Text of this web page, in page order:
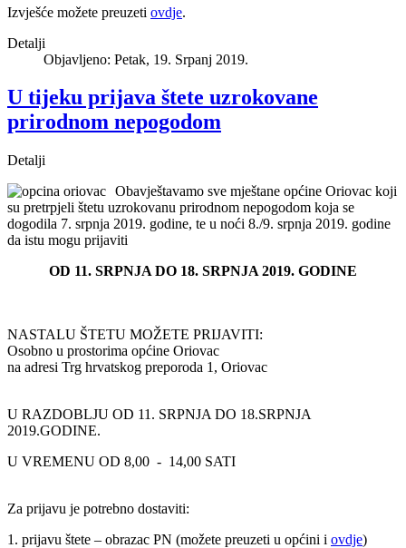
Izvješće možete preuzeti ovdje.
Detalji
Objavljeno: Petak, 19. Srpanj 2019.
U tijeku prijava štete uzrokovane
prirodnom nepogodom
Detalji
Obavještavamo sve mještane općine Oriovac koji
su pretrpjeli štetu uzrokovanu prirodnom nepogodom koja se
dogodila 7. srpnja 2019. godine, te u noći 8./9. srpnja 2019. godine
da istu mogu prijaviti
OD 11. SRPNJA DO 18. SRPNJA 2019. GODINE
NASTALU ŠTETU MOŽETE PRIJAVITI:
Osobno u prostorima općine Oriovac
na adresi Trg hrvatskog preporoda 1, Oriovac
U RAZDOBLJU OD 11. SRPNJA DO 18.SRPNJA
2019.GODINE.
U VREMENU OD 8,00 - 14,00 SATI
Za prijavu je potrebno dostaviti:
1. prijavu štete – obrazac PN (možete preuzeti u općini i ovdje)